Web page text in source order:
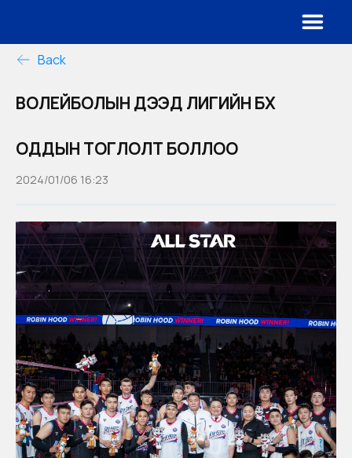
Back
ВОЛЕЙБОЛЫН ДЭЭД ЛИГИЙН БҮХ
ОДДЫН ТОГЛОЛТ БОЛЛОО
2024/01/06 16:23